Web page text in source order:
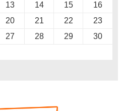
13 14 15
16
20 21 22
23
27 28 29
30